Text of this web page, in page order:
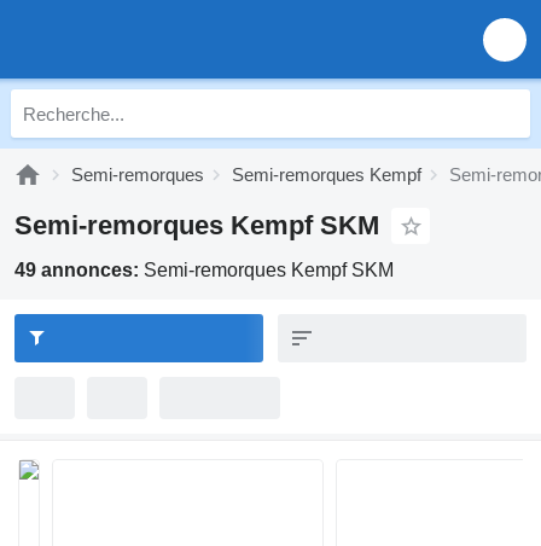
Semi-remorques Semi-remorques Kempf Semi-
Semi-remorques Kempf SKM
49 annonces: Semi-remorques Kempf SKM